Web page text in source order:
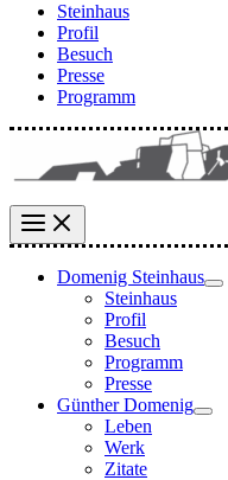
Steinhaus
Profil
Besuch
Presse
Programm
Domenig Steinhaus
Steinhaus
Profil
Besuch
Programm
Presse
Günther Domenig
Leben
Werk
Zitate